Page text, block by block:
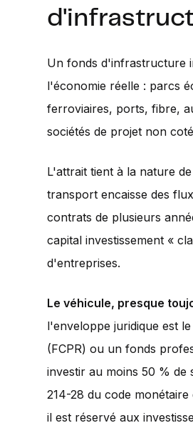
Un fonds d'infrastructure
l'économie réelle : parcs
ferroviaires, ports, fibre,
sociétés de projet non
L'attrait tient à la nature
transport encaisse des
contrats de plusieurs
capital investissement «
d'entreprises.
Le véhicule, presque
l'enveloppe juridique est
(FCPR) ou un fonds
investir au moins 50 % de
214-28 du code
il est réservé aux